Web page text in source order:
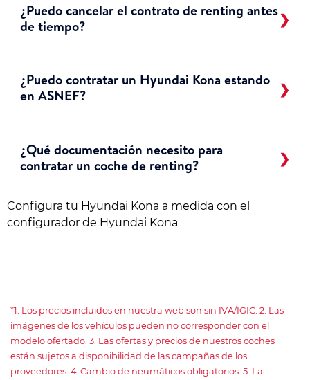
¿Puedo cancelar el contrato de renting antes
de tiempo?
¿Puedo contratar un Hyundai Kona estando
en ASNEF?
¿Qué documentación necesito para
contratar un coche de renting?
Configura tu Hyundai Kona a medida con el
configurador de Hyundai Kona
*1. Los precios incluidos en nuestra web son sin IVA/IGIC. 2. Las
imágenes de los vehículos pueden no corresponder con el
modelo ofertado. 3. Las ofertas y precios de nuestros coches
están sujetos a disponibilidad de las campañas de los
proveedores. 4. Cambio de neumáticos obligatorios. 5. La